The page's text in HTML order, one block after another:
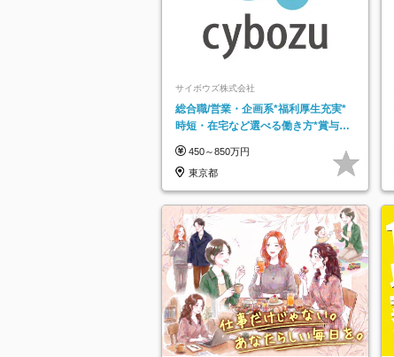
サイボウズ株式会社
総合職/営業・企画系*福利厚生充実*
時短・在宅など選べる働き方*賞与年
450～850万円
東京都